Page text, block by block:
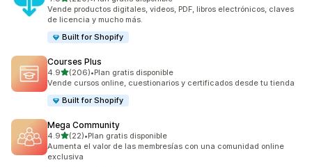
220 reseñas en total
Vende productos digitales, videos, PDF, libros electrónicos, claves
de licencia y mucho más.
Built for Shopify
Courses Plus
4.9de 5 estrellas
(206)
206 reseñas en total
•Plan gratis disponible
Vende cursos online, cuestionarios y certificados desde tu tienda
Built for Shopify
Mega Community
4.9de 5 estrellas
(22)
22 reseñas en total
•Plan gratis disponible
Aumenta el valor de las membresías con una comunidad online
exclusiva